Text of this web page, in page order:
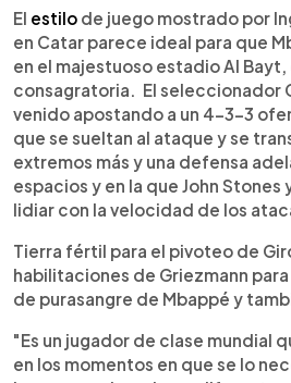
El estilo de juego mostrado por
en Catar parece ideal para que
en el majestuoso estadio Al Bayt,
consagratoria. El seleccionador
venido apostando a un 4-3-3
que se sueltan al ataque y se
extremos más y una defensa
espacios y en la que John
lidiar con la velocidad de los
Tierra fértil para el pivoteo de
habilitaciones de Griezmann
de purasangre de Mbappé y
"Es un jugador de clase mundial
en los momentos en que se lo